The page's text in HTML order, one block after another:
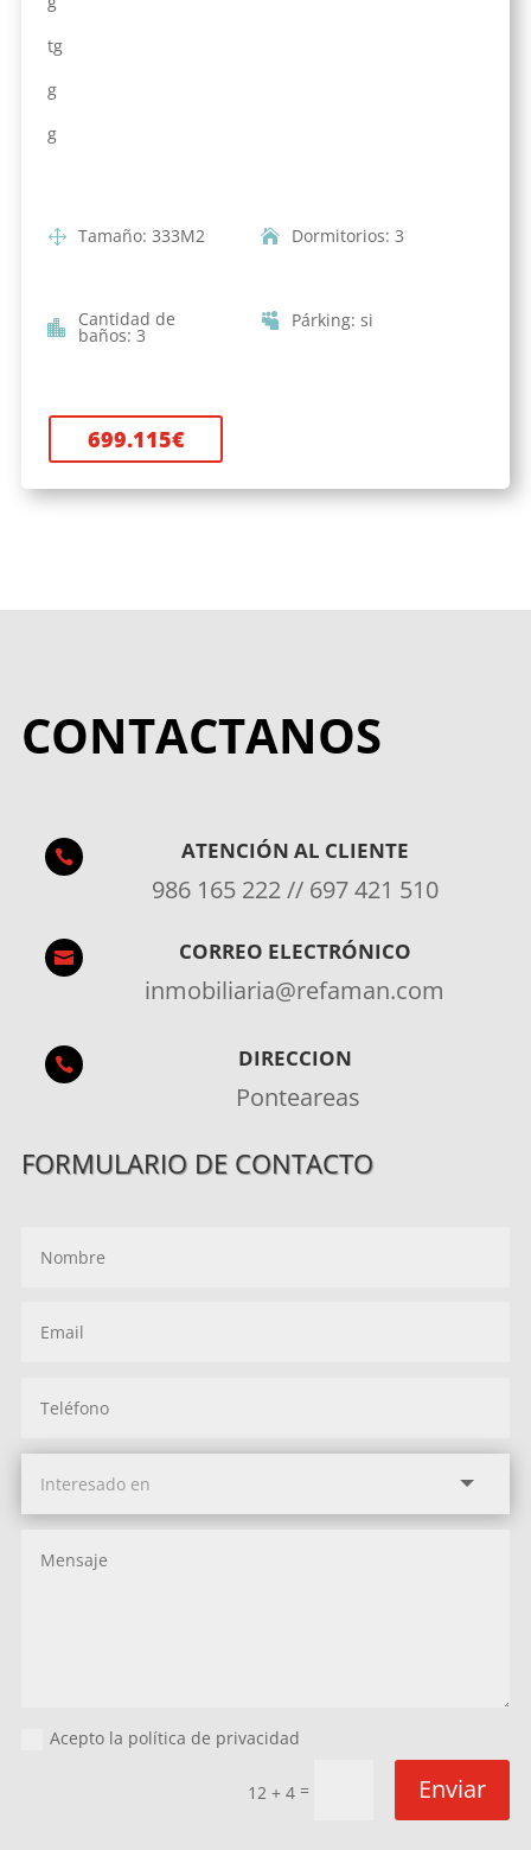
tg
g
g
Tamaño: 333M2 Dormitorios: 3
Cantidad de
baños: 3
Párking: si
699.115€
CONTACTANOS
 ATENCIÓN AL CLIENTE
986 165 222 // 697 421 510
 CORREO ELECTRÓNICO
inmobiliaria@refaman.com
 DIRECCION
Ponteareas
FORMULARIO DE CONTACTO
Acepto la política de privacidad
12 + 4 = Enviar